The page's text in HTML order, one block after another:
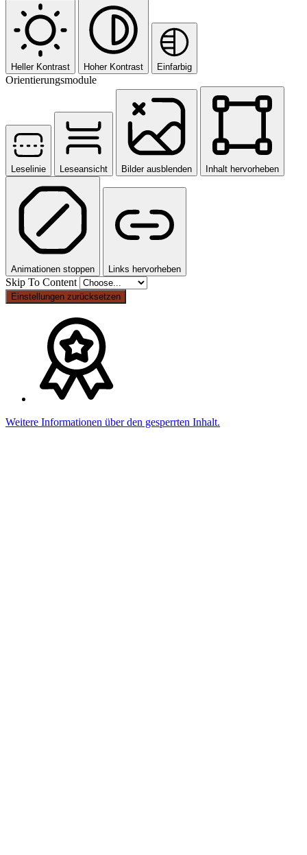
Heller Kontrast Hoher Kontrast Einfarbig
Orientierungsmodule
Leselinie Leseansicht Bilder ausblenden Inhalt hervorheben
Animationen stoppen Links hervorheben
Skip To Content
Einstellungen zurücksetzen
Weitere Informationen über den gesperrten Inhalt.